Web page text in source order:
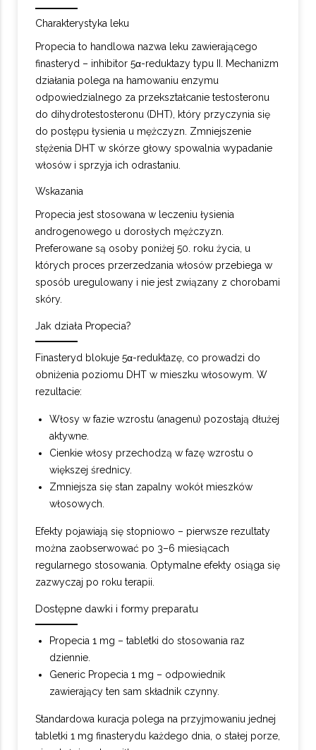
Charakterystyka leku
Propecia to handlowa nazwa leku zawierającego
finasteryd – inhibitor 5α-reduktazy typu II. Mechanizm
działania polega na hamowaniu enzymu
odpowiedzialnego za przekształcanie testosteronu
do dihydrotestosteronu (DHT), który przyczynia się
do postępu łysienia u mężczyzn. Zmniejszenie
stężenia DHT w skórze głowy spowalnia wypadanie
włosów i sprzyja ich odrastaniu.
Wskazania
Propecia jest stosowana w leczeniu łysienia
androgenowego u dorosłych mężczyzn.
Preferowane są osoby poniżej 50. roku życia, u
których proces przerzedzania włosów przebiega w
sposób uregulowany i nie jest związany z chorobami
skóry.
Jak działa Propecia?
Finasteryd blokuje 5α-reduktazę, co prowadzi do
obniżenia poziomu DHT w mieszku włosowym. W
rezultacie:
Włosy w fazie wzrostu (anagenu) pozostają dłużej
aktywne.
Cienkie włosy przechodzą w fazę wzrostu o
większej średnicy.
Zmniejsza się stan zapalny wokół mieszków
włosowych.
Efekty pojawiają się stopniowo – pierwsze rezultaty
można zaobserwować po 3–6 miesiącach
regularnego stosowania. Optymalne efekty osiąga się
zazwyczaj po roku terapii.
Dostępne dawki i formy preparatu
Propecia 1 mg – tabletki do stosowania raz
dziennie.
Generic Propecia 1 mg – odpowiednik
zawierający ten sam składnik czynny.
Standardowa kuracja polega na przyjmowaniu jednej
tabletki 1 mg finasterydu każdego dnia, o stałej porze,